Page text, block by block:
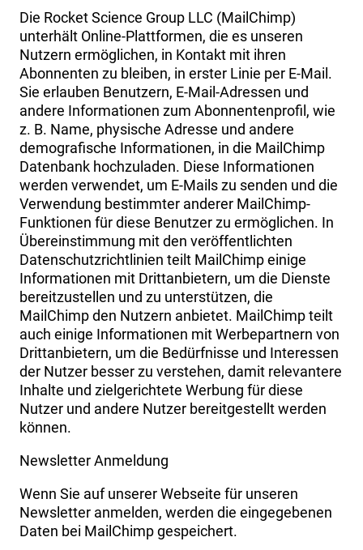
Die Rocket Science Group LLC (MailChimp)
unterhält Online-Plattformen, die es unseren
Nutzern ermöglichen, in Kontakt mit ihren
Abonnenten zu bleiben, in erster Linie per E-Mail.
Sie erlauben Benutzern, E-Mail-Adressen und
andere Informationen zum Abonnentenprofil, wie
z. B. Name, physische Adresse und andere
demografische Informationen, in die MailChimp
Datenbank hochzuladen. Diese Informationen
werden verwendet, um E-Mails zu senden und die
Verwendung bestimmter anderer MailChimp-
Funktionen für diese Benutzer zu ermöglichen. In
Übereinstimmung mit den veröffentlichten
Datenschutzrichtlinien teilt MailChimp einige
Informationen mit Drittanbietern, um die Dienste
bereitzustellen und zu unterstützen, die
MailChimp den Nutzern anbietet. MailChimp teilt
auch einige Informationen mit Werbepartnern von
Drittanbietern, um die Bedürfnisse und Interessen
der Nutzer besser zu verstehen, damit relevantere
Inhalte und zielgerichtete Werbung für diese
Nutzer und andere Nutzer bereitgestellt werden
können.
Newsletter Anmeldung
Wenn Sie auf unserer Webseite für unseren
Newsletter anmelden, werden die eingegebenen
Daten bei MailChimp gespeichert.